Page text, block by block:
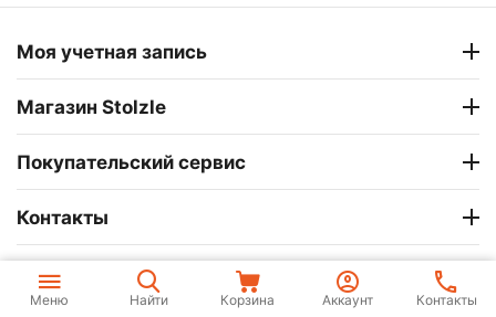
Моя учетная запись
Магазин Stolzle
Покупательский сервис
Контакты
© 2004 - 2026 Официальный магазин Stolzle. . На
базеCS-Cart и премиум темы — © AB: UniTheme2
Меню Найти Корзина Аккаунт Контакты